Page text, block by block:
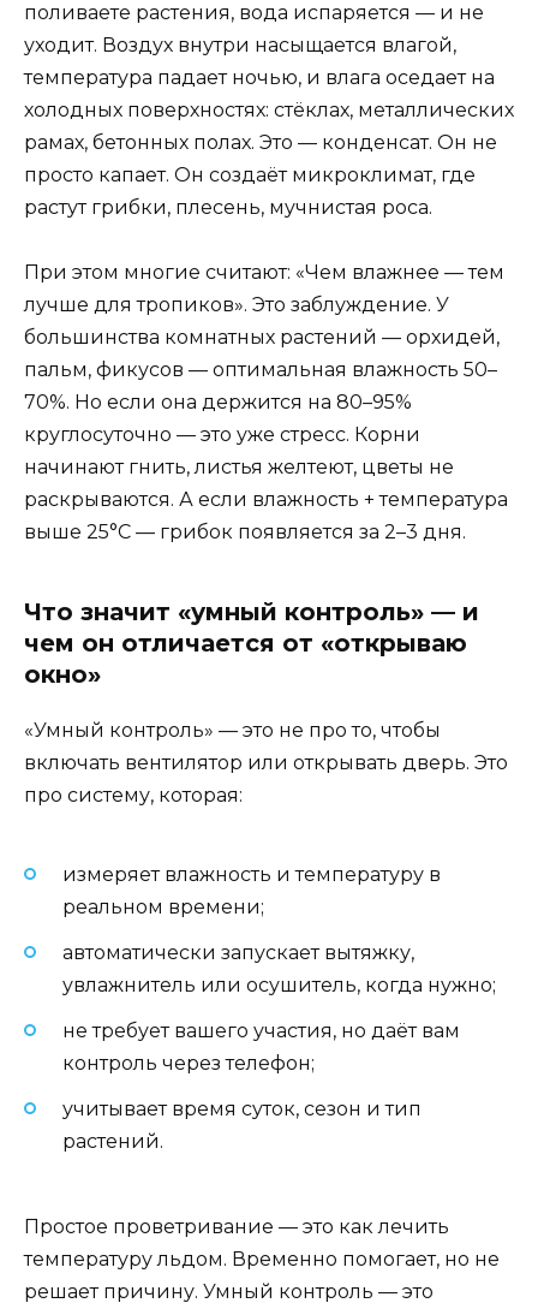
поливаете растения, вода испаряется — и не
уходит. Воздух внутри насыщается влагой,
температура падает ночью, и влага оседает на
холодных поверхностях: стёклах, металлических
рамах, бетонных полах. Это — конденсат. Он не
просто капает. Он создаёт микроклимат, где
растут грибки, плесень, мучнистая роса.
При этом многие считают: «Чем влажнее — тем
лучше для тропиков». Это заблуждение. У
большинства комнатных растений — орхидей,
пальм, фикусов — оптимальная влажность 50–
70%. Но если она держится на 80–95%
круглосуточно — это уже стресс. Корни
начинают гнить, листья желтеют, цветы не
раскрываются. А если влажность + температура
выше 25°C — грибок появляется за 2–3 дня.
Что значит «умный контроль» — и
чем он отличается от «открываю
окно»
«Умный контроль» — это не про то, чтобы
включать вентилятор или открывать дверь. Это
про систему, которая:
измеряет влажность и температуру в
реальном времени;
автоматически запускает вытяжку,
увлажнитель или осушитель, когда нужно;
не требует вашего участия, но даёт вам
контроль через телефон;
учитывает время суток, сезон и тип
растений.
Простое проветривание — это как лечить
температуру льдом. Временно помогает, но не
решает причину. Умный контроль — это